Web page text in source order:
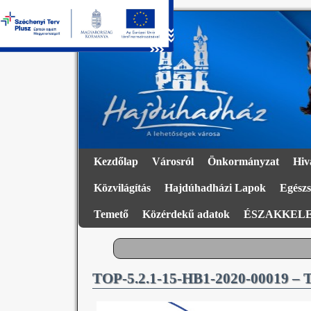
Kezdőlap Városról Önkormányzat
Közvilágítás Hajdúhadházi Lapok
Temető Közérdekű adatok
TOP-5.2.1-15-HB1-2020-00019